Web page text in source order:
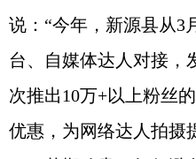
说：“今年，新源县从3
台、自媒体达人对接，
次推出10万+以上粉丝
优惠，为网络达人拍摄